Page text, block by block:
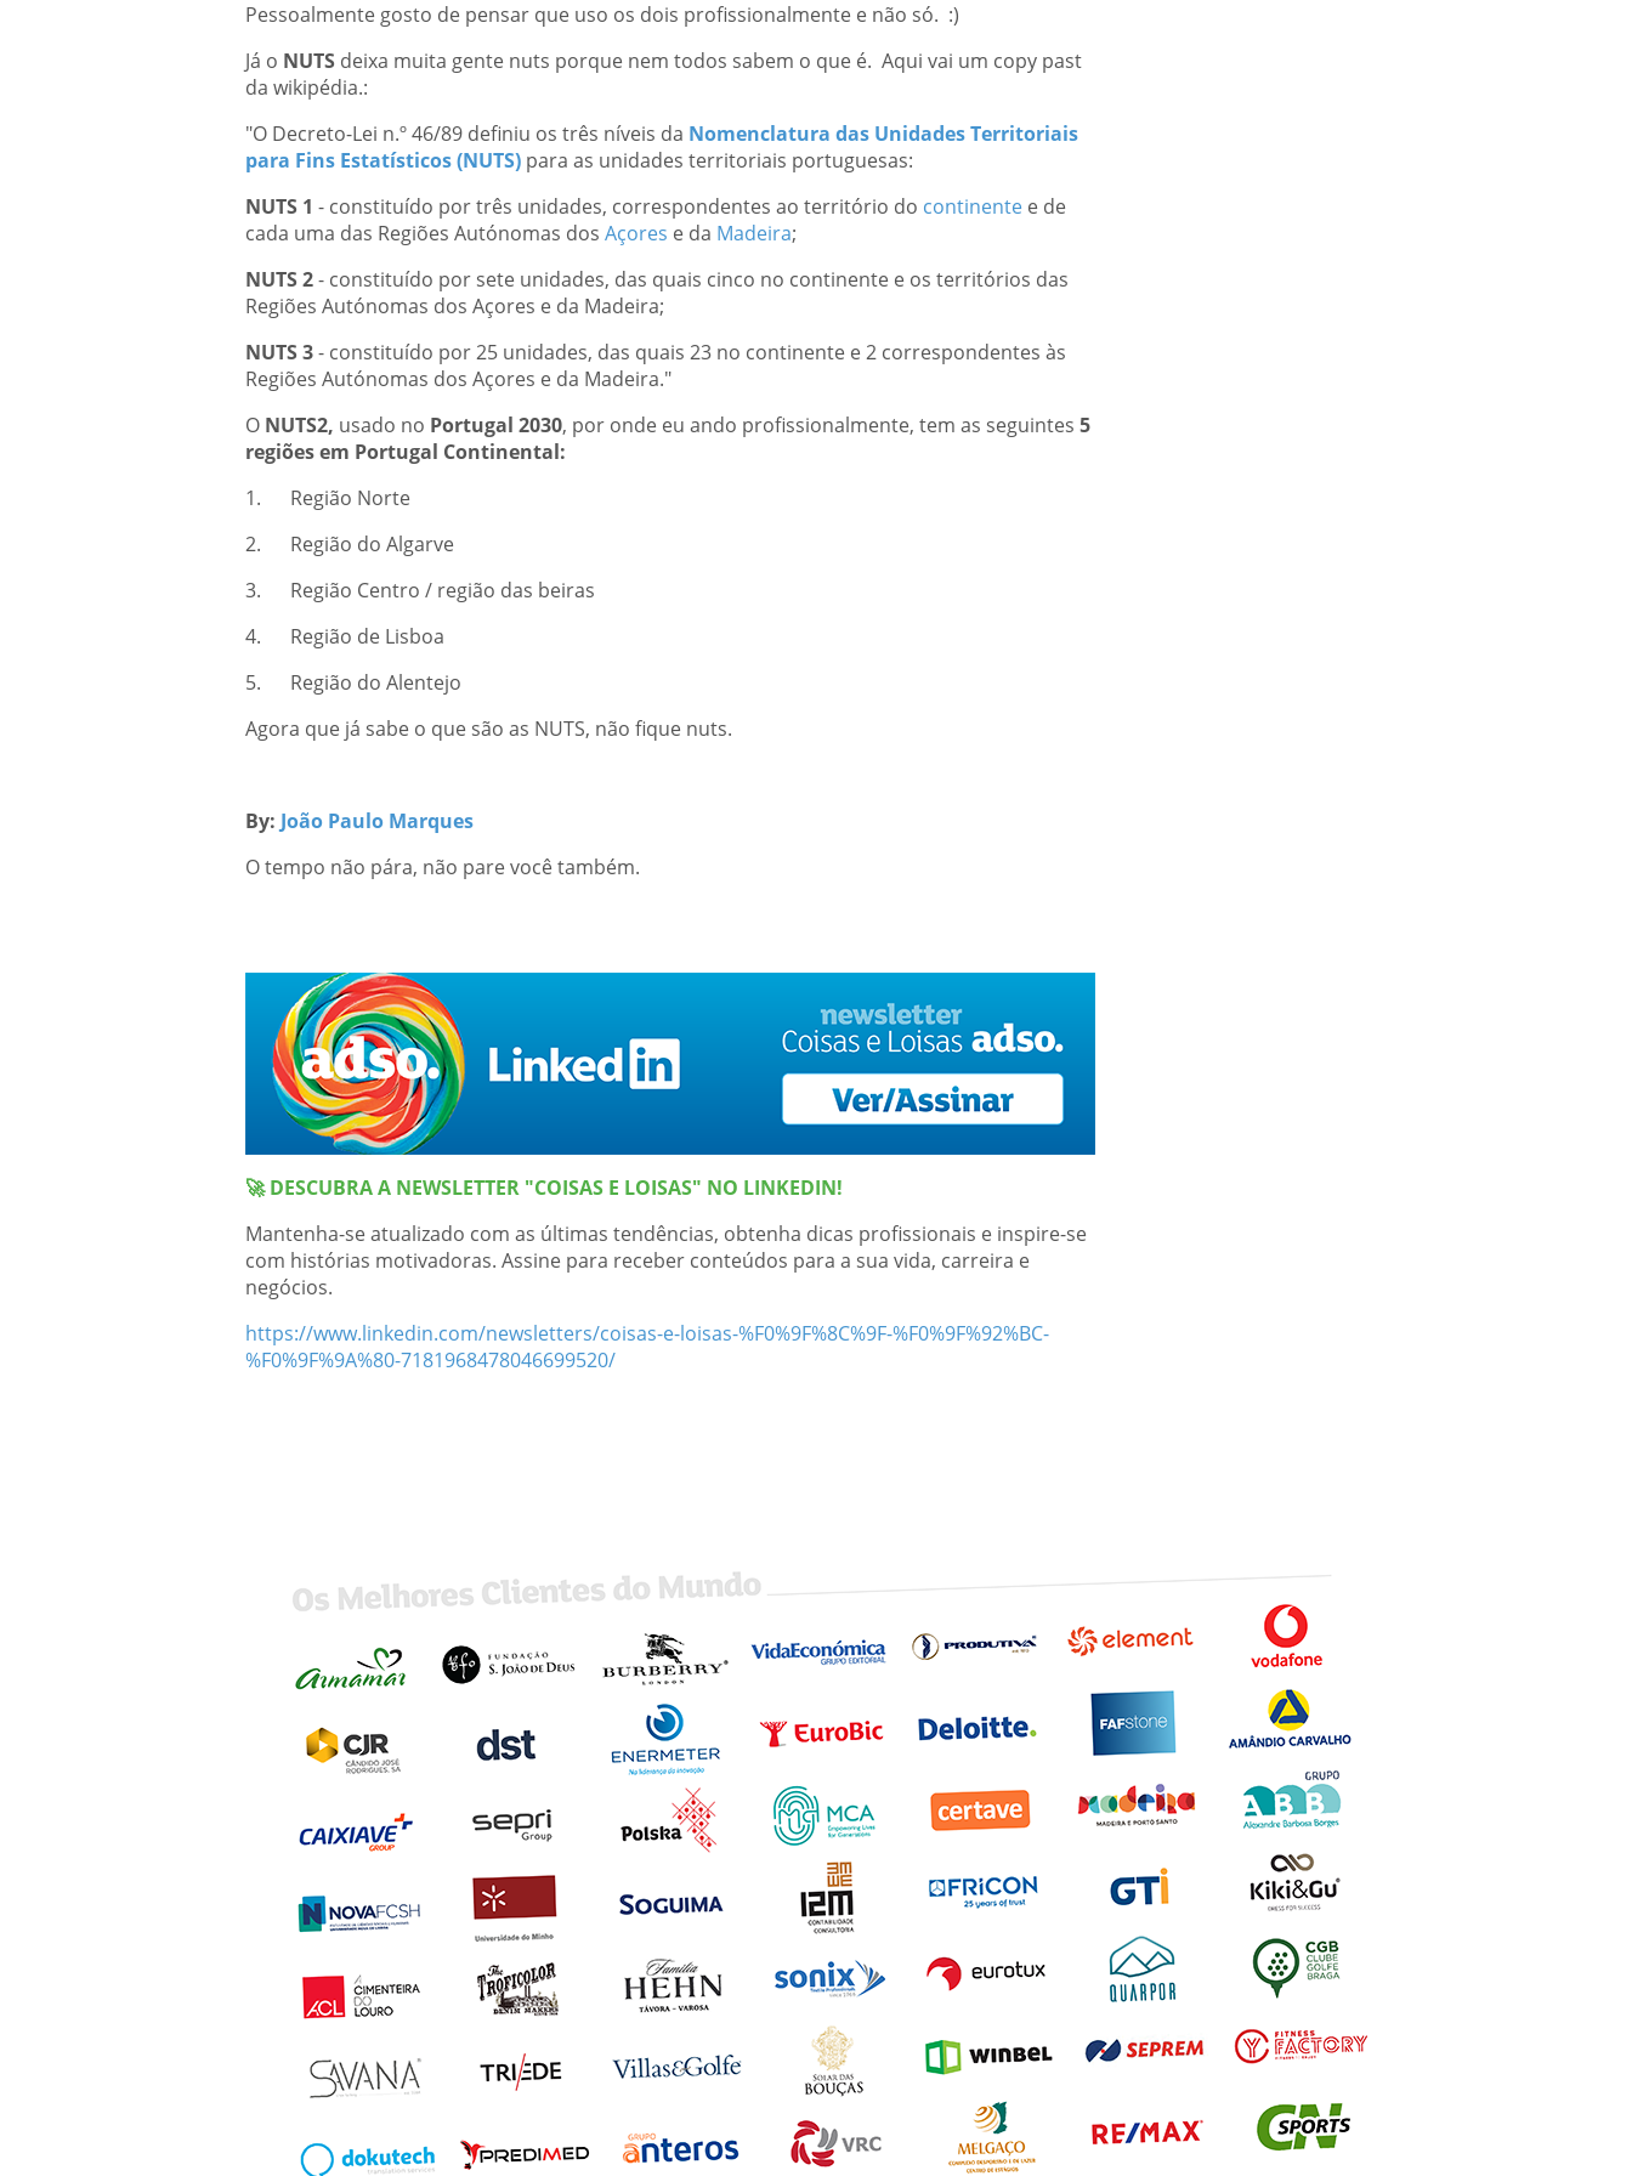
Pessoalmente gosto de pensar que uso os dois profissionalmente e não só. :)
Já o NUTS deixa muita gente nuts porque nem todos sabem o que é. Aqui vai um copy past
da wikipédia.:
"O Decreto-Lei n.º 46/89 definiu os três níveis da Nomenclatura das Unidades Territoriais
para Fins Estatísticos (NUTS) para as unidades territoriais portuguesas:
NUTS 1 - constituído por três unidades, correspondentes ao território do continente e de
cada uma das Regiões Autónomas dos Açores e da Madeira;
NUTS 2- constituído por sete unidades, das quais cinco no continente e os territórios das
Regiões Autónomas dos Açores e da Madeira;
NUTS 3- constituído por 25 unidades, das quais 23 no continente e 2 correspondentes às
Regiões Autónomas dos Açores e da Madeira."
O NUTS2, usado no Portugal 2030, por onde eu ando profissionalmente, tem as seguintes 5
regiões em Portugal Continental:
1. Região Norte
2. Região do Algarve
3. Região Centro / região das beiras
4. Região de Lisboa
5. Região do Alentejo
Agora que já sabe o que são as NUTS, não fique nuts.
By: João Paulo Marques
O tempo não pára, não pare você também.
🚀 DESCUBRA A NEWSLETTER "COISAS E LOISAS" NO LINKEDIN!
Mantenha-se atualizado com as últimas tendências, obtenha dicas profissionais e inspire-se
com histórias motivadoras. Assine para receber conteúdos para a sua vida, carreira e
negócios.
https://www.linkedin.com/newsletters/coisas-e-loisas-%F0%9F%8C%9F-%F0%9F%92%BC-
%F0%9F%9A%80-7181968478046699520/